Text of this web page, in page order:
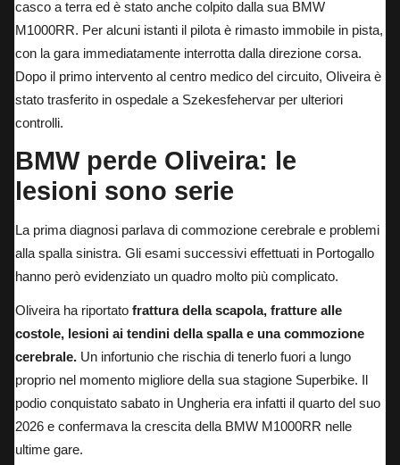
casco a terra ed è stato anche colpito dalla sua BMW
M1000RR. Per alcuni istanti il pilota è rimasto immobile in pista,
con la gara immediatamente interrotta dalla direzione corsa.
Dopo il primo intervento al centro medico del circuito, Oliveira è
stato trasferito in ospedale a Szekesfehervar per ulteriori
controlli.
BMW perde Oliveira: le
lesioni sono serie
La prima diagnosi parlava di commozione cerebrale e problemi
alla spalla sinistra. Gli esami successivi effettuati in Portogallo
hanno però evidenziato un quadro molto più complicato.
Oliveira ha riportato frattura della scapola, fratture alle
costole, lesioni ai tendini della spalla e una commozione
cerebrale. Un infortunio che rischia di tenerlo fuori a lungo
proprio nel momento migliore della sua stagione Superbike. Il
podio conquistato sabato in Ungheria era infatti il quarto del suo
2026 e confermava la crescita della BMW M1000RR nelle
ultime gare.